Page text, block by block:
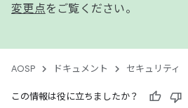
変更点をご覧ください。
AOSP ドキュメント セキュリティ
この情報は役に立ちましたか？